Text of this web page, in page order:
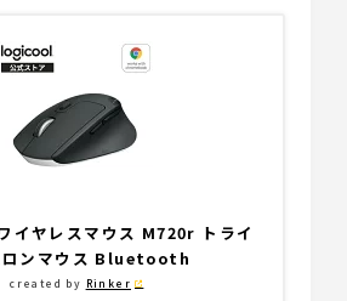
イヤレスマウス M720r トライ
ロンマウス Bluetooth
created by Rinker